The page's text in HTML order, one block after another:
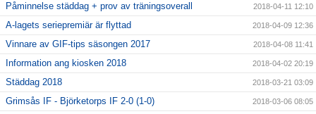
Påminnelse städdag + prov av träningsoverall 2018-04-11 12:10
A-lagets seriepremiär är flyttad 2018-04-09 12:36
Vinnare av GIF-tips säsongen 2017 2018-04-08 11:41
Information ang kiosken 2018 2018-04-02 20:19
Städdag 2018 2018-03-21 03:09
Grimsås IF - Björketorps IF 2-0 (1-0) 2018-03-06 08:05